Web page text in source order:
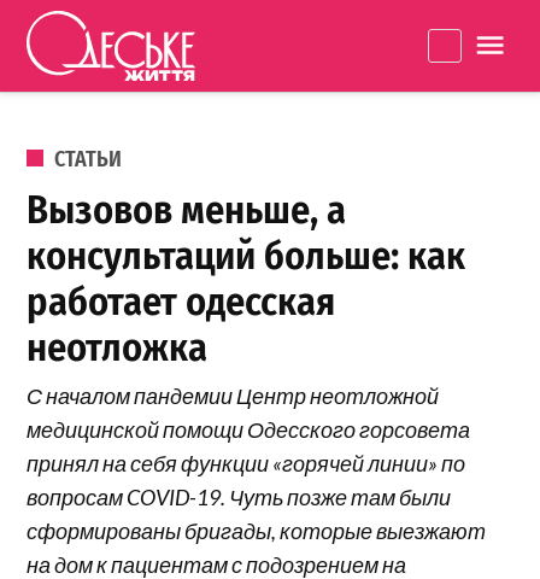
Перейти к содержанию
життя
ОПУБЛИКОВАНО В
СТАТЬИ
Вызовов меньше, а
консультаций больше: как
работает одесская
неотложка
С началом пандемии Центр неотложной
медицинской помощи Одесского горсовета
принял на себя функции «горячей линии» по
вопросам COVID-19. Чуть позже там были
сформированы бригады, которые выезжают
на дом к пациентам с подозрением на